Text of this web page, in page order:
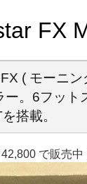
FX
( モーニン
ー。6フット
搭載。
で販売中